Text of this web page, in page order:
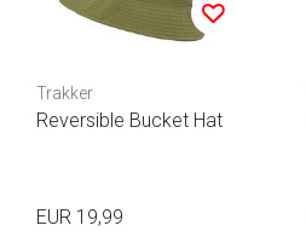
Trakker
Reversible Bucket Hat
EUR 19,99